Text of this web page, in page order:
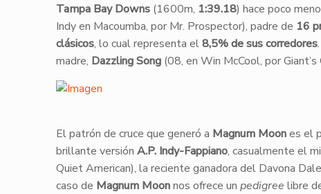
Tampa Bay Downs(1600m, 1:39.18) hace poco
Indy en Macoumba, por Mr. Prospector), padre de 16
clásicos, lo cual representa el8,5% de sus corredores
madre, Dazzling Song(08, en Win McCool, por
​El patrón de cruce que generó a Magnum Moones el
brillante versión A.P. Indy-Fappiano, casualmente el
Quiet American), la reciente ganadora del Davona
caso de Magnum Moonnos ofrece un pedigree libre